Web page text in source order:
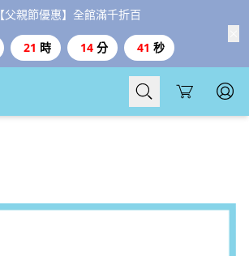
【父親節優惠】全館滿千折百
21 時 14 分 41 秒
Cart